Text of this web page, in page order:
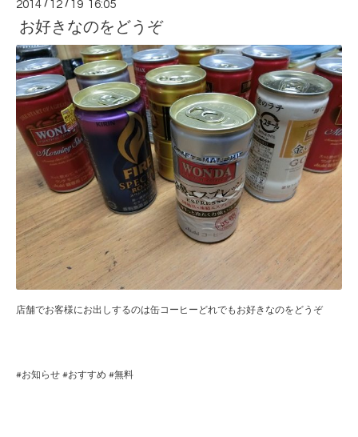
2014 / 12 / 19 16:05
お好きなのをどうぞ
店舗でお客様にお出しするのは缶コーヒーどれでもお好きなのをどうぞ
#お知らせ #おすすめ #無料